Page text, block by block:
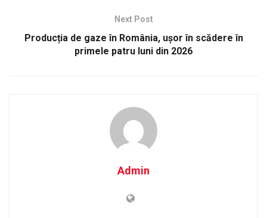
Next Post
Producția de gaze în România, ușor în scădere în
primele patru luni din 2026
Admin